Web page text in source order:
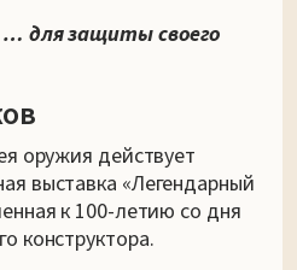
для защиты своего
оружия действует
выставка «Легендарный
к 100-летию со дня
конструктора.